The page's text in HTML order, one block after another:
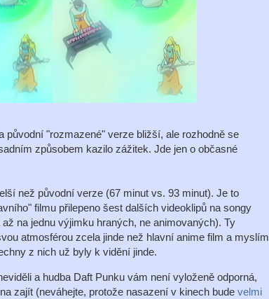
původní "rozmazené" verze bližší, ale rozhodně se
způsobem kazilo zážitek. Jde jen o občasné
než původní verze (67 minut vs. 93 minut). Je to
filmu přilepeno šest dalších videoklipů na songy
na jednu výjimku hraných, ne animovaných). Ty
atmosférou zcela jinde než hlavní anime film a myslím
z nich už byly k vidění jinde.
a hudba Daft Punku vám není vyloženě odporná,
zajít (neváhejte, protože nasazení v kinech bude velmi